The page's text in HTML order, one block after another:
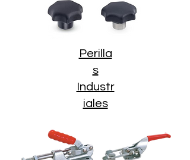
Perilla
s
Industr
iales